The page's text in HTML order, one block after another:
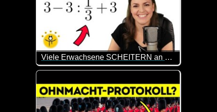
Viele Erwachsene SCHEITERN an dieser Aufgabe, du aber NICHT!
Weil es ab und zu mal wieder total interessant ist,